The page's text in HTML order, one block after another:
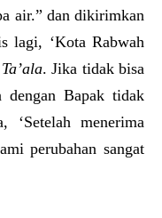
air.” dan dikirimkan
lagi, ‘Kota Rabwah
Ta’ala. Jika tidak bisa
dengan Bapak tidak
‘Setelah menerima
perubahan sangat